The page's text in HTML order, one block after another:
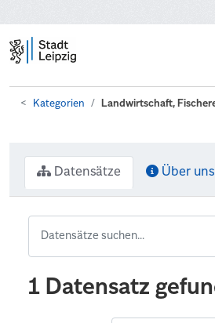
Kategorien Landwirtschaft,
Datensätze Über uns
1 Datensatz